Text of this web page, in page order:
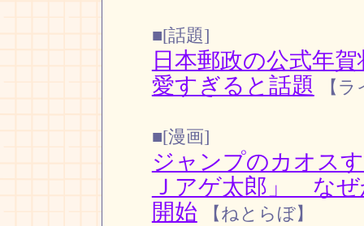
■[話題]
日本郵政の公式年
愛すぎると話題
【
■[漫画]
ジャンプのカオス
Ｊアゲ太郎」 な
開始
【ねとらぼ】